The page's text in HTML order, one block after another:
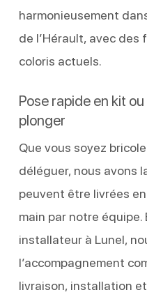
harmonieusement
de l’Hérault, avec des
coloris actuels.
Pose rapide en kit
plonger
Que vous soyez
déléguer, nous avons
peuvent être livrées
main par notre
installateur à Lunel,
l’accompagnement
livraison, installation